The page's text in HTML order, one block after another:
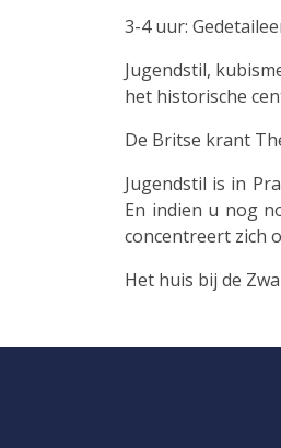
3-4 uur:
Jugendstil,
het historische
De Britse krant
Jugendstil is in
En indien u nog
concentreert zich
Het huis bij de